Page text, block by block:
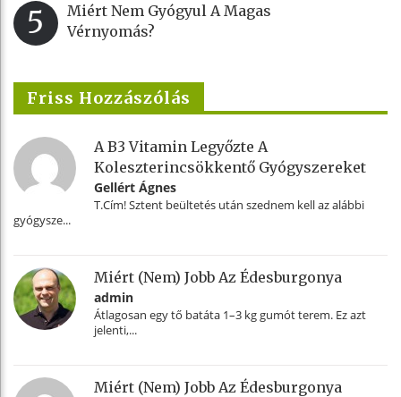
5
Miért Nem Gyógyul A Magas
Vérnyomás?
Friss Hozzászólás
A B3 Vitamin Legyőzte A
Koleszterincsökkentő Gyógyszereket
Gellért Ágnes
T.Cím! Sztent beültetés után szednem kell az alábbi
gyógysze...
Miért (nem) Jobb Az Édesburgonya
admin
Átlagosan egy tő batáta 1–3 kg gumót terem. Ez azt
jelenti,...
Miért (nem) Jobb Az Édesburgonya